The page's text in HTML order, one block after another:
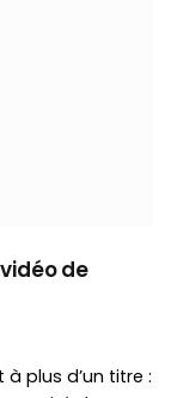
de
à plus d’un titre :